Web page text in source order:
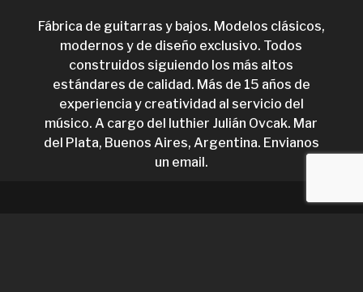
Fábrica de guitarras y bajos. Modelos clásicos,
modernos y de diseño exclusivo. Todos
construidos siguiendo los más altos
estándares de calidad. Más de 15 años de
experiencia y creatividad al servicio del
músico. A cargo del luthier Julián Ovcak. Mar
del Plata, Buenos Aires, Argentina. Envianos
un email.